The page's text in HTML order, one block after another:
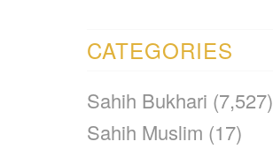
CATEGORIES
Sahih Bukhari (7,527)
Sahih Muslim (17)